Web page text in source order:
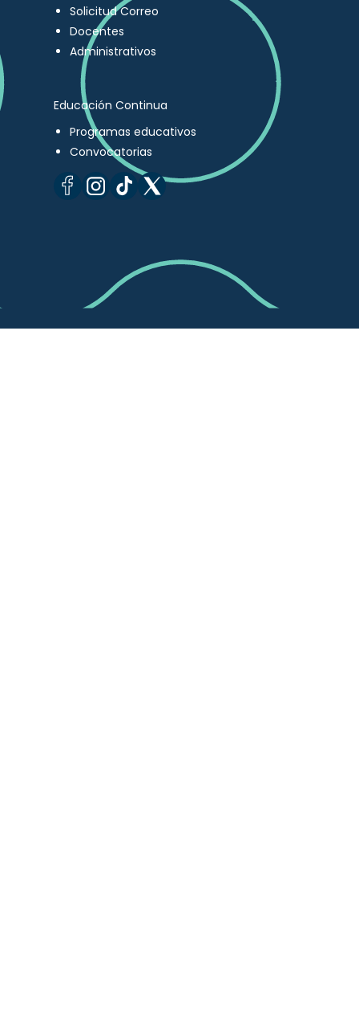
Solicitud Correo
Docentes
Administrativos
Educación Continua
Programas educativos
Convocatorias